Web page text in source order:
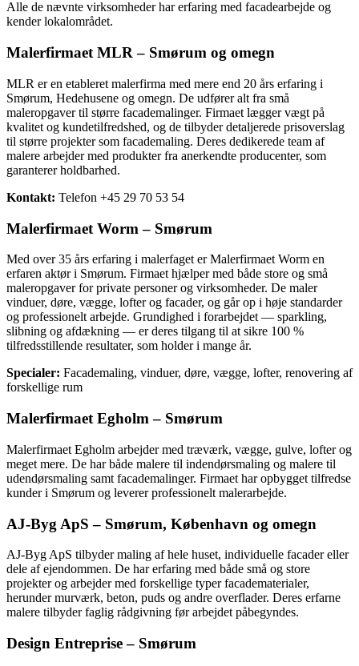
Alle de nævnte virksomheder har erfaring med facadearbejde og
kender lokalområdet.
Malerfirmaet MLR – Smørum og omegn
MLR er en etableret malerfirma med mere end 20 års erfaring i
Smørum, Hedehusene og omegn. De udfører alt fra små
maleropgaver til større facademalinger. Firmaet lægger vægt på
kvalitet og kundetilfredshed, og de tilbyder detaljerede prisoverslag
til større projekter som facademaling. Deres dedikerede team af
malere arbejder med produkter fra anerkendte producenter, som
garanterer holdbarhed.
Kontakt: Telefon +45 29 70 53 54
Malerfirmaet Worm – Smørum
Med over 35 års erfaring i malerfaget er Malerfirmaet Worm en
erfaren aktør i Smørum. Firmaet hjælper med både store og små
maleropgaver for private personer og virksomheder. De maler
vinduer, døre, vægge, lofter og facader, og går op i høje standarder
og professionelt arbejde. Grundighed i forarbejdet — sparkling,
slibning og afdækning — er deres tilgang til at sikre 100 %
tilfredsstillende resultater, som holder i mange år.
Specialer: Facademaling, vinduer, døre, vægge, lofter, renovering af
forskellige rum
Malerfirmaet Egholm – Smørum
Malerfirmaet Egholm arbejder med træværk, vægge, gulve, lofter og
meget mere. De har både malere til indendørsmaling og malere til
udendørsmaling samt facademalinger. Firmaet har opbygget tilfredse
kunder i Smørum og leverer professionelt malerarbejde.
AJ-Byg ApS – Smørum, København og omegn
AJ-Byg ApS tilbyder maling af hele huset, individuelle facader eller
dele af ejendommen. De har erfaring med både små og store
projekter og arbejder med forskellige typer facadematerialer,
herunder murværk, beton, puds og andre overflader. Deres erfarne
malere tilbyder faglig rådgivning før arbejdet påbegyndes.
Design Entreprise – Smørum